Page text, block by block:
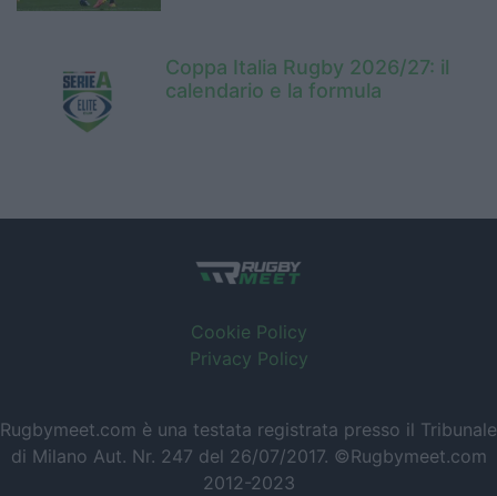
Coppa Italia Rugby 2026/27: il
calendario e la formula
Cookie Policy
Privacy Policy
Rugbymeet.com è una testata registrata presso il Tribunale
di Milano Aut. Nr. 247 del 26/07/2017. ©Rugbymeet.com
2012-2023